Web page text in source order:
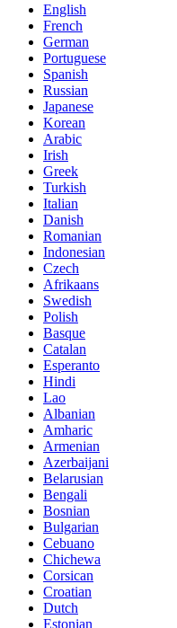
English
French
German
Portuguese
Spanish
Russian
Japanese
Korean
Arabic
Irish
Greek
Turkish
Italian
Danish
Romanian
Indonesian
Czech
Afrikaans
Swedish
Polish
Basque
Catalan
Esperanto
Hindi
Lao
Albanian
Amharic
Armenian
Azerbaijani
Belarusian
Bengali
Bosnian
Bulgarian
Cebuano
Chichewa
Corsican
Croatian
Dutch
Estonian